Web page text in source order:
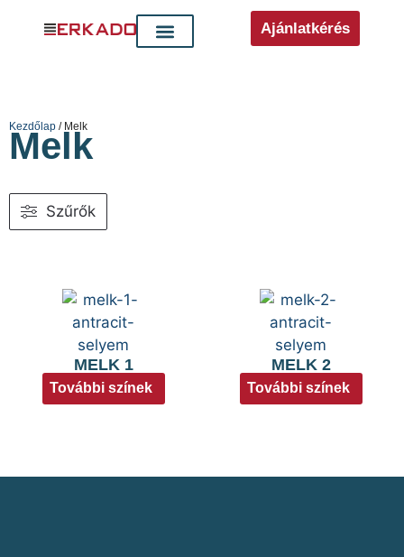
Ajánlatkérés
Kezdőlap / Melk
Melk
Szűrők
MELK 1
További színek
MELK 2
További színek